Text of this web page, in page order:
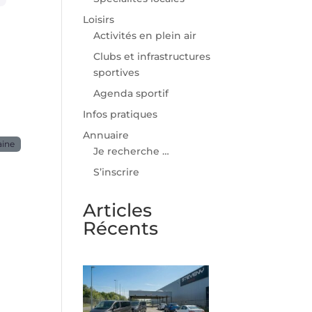
Loisirs
Activités en plein air
Clubs et infrastructures
sportives
Agenda sportif
Infos pratiques
Annuaire
Je recherche …
S’inscrire
Articles
Récents